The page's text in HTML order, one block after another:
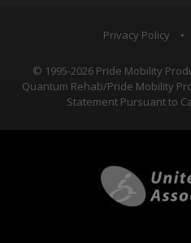
Privacy Policy •
© 1995-2026 Pride Mobility
Quantum Rehab/Pride Mobility
Statement Pursuant to